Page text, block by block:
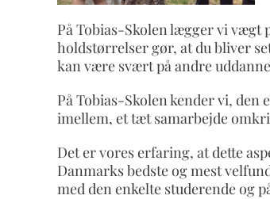
På Tobias-Skolen lægger vi vægt
holdstørrelser gør, at du bliver
kan være svært på andre
På Tobias-Skolen kender vi, den
imellem, et tæt samarbejde
Det er vores erfaring, at dette
Danmarks bedste og mest
med den enkelte studerende og